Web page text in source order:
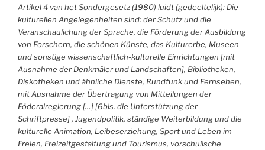
Artikel 4 van het Sondergesetz (1980) luidt (gedeeltelijk): Die
kulturellen Angelegenheiten sind: der Schutz und die
Veranschaulichung der Sprache, die Förderung der Ausbildung
von Forschern, die schönen Künste, das Kulturerbe, Museen
und sonstige wissenschaftlich-kulturelle Einrichtungen [mit
Ausnahme der Denkmäler und Landschaften], Bibliotheken,
Diskotheken und ähnliche Dienste, Rundfunk und Fernsehen,
mit Ausnahme der Übertragung von Mitteilungen der
Föderalregierung […] [6bis. die Unterstützung der
Schriftpresse] , Jugendpolitik, ständige Weiterbildung und die
kulturelle Animation, Leibeserziehung, Sport und Leben im
Freien, Freizeitgestaltung und Tourismus, vorschulische